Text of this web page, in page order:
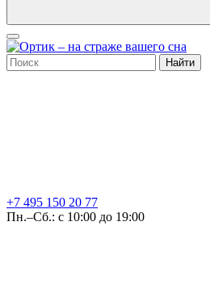
Найти
+7 495 150 20 77
Пн.–Сб.: с 10:00 до 19:00